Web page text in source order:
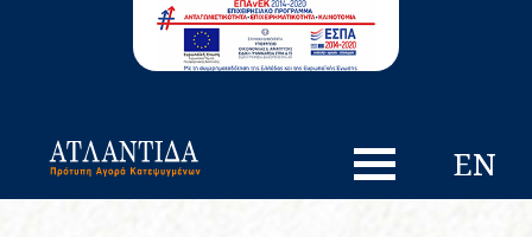
EN